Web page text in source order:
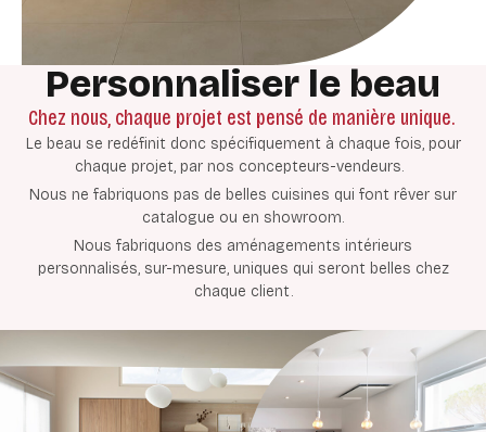
Personnaliser le beau
Chez nous, chaque projet est pensé de manière unique.
Le beau se redéfinit donc spécifiquement à chaque fois, pour
chaque projet, par nos concepteurs-vendeurs.
Nous ne fabriquons pas de belles cuisines qui font rêver sur
catalogue ou en showroom.
Nous fabriquons des aménagements intérieurs
personnalisés, sur-mesure, uniques qui seront belles chez
chaque client.